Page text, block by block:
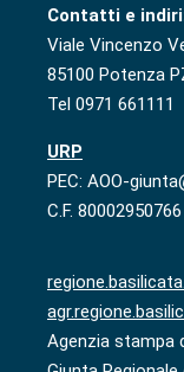
Contatti e
Viale Vincenzo
85100 Potenza
Tel 0971 661111
URP
PEC: AOO-
C.F. 80002950766
Agenzia stampa